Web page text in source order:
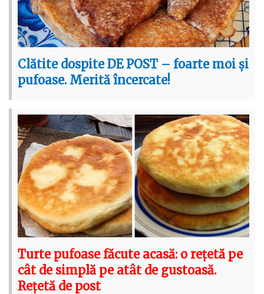
Clătite dospite DE POST – foarte moi și
pufoase. Merită încercate!
Turte pufoase făcute acasă: o rețetă pe
cât de simplă pe atât de gustoasă.
Rețetă de post